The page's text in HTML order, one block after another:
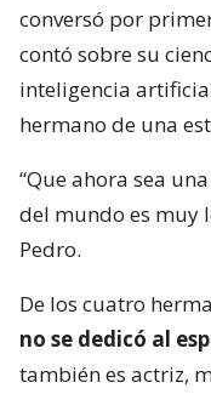
conversó por
contó sobre su
inteligencia
hermano de una
“Que ahora sea
del mundo es muy
Pedro.
De los cuatro
no se dedicó al
también es actriz,